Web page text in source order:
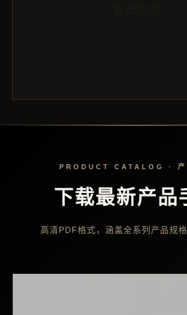
PRODUCT CATALOG · 产
下载最新产品
高清PDF格式，涵盖全系列产品规